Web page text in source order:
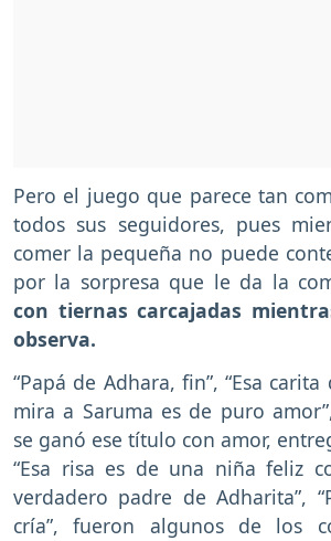
Pero el juego que parece tan
todos sus seguidores, pues
comer la pequeña no puede
por la sorpresa que le da la
con tiernas carcajadas
observa.
“Papá de Adhara, fin”, “Esa
mira a Saruma es de puro
se ganó ese título con amor,
“Esa risa es de una niña feliz
verdadero padre de Adharita”,
cría”, fueron algunos de los